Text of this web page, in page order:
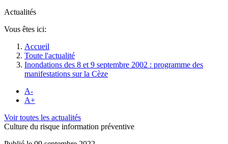
Actualités
Vous êtes ici:
Accueil
Toute l'actualité
Inondations des 8 et 9 septembre 2002 : programme des
manifestations sur la Cèze
A-
A+
Voir toutes les actualités
Culture du risque information préventive